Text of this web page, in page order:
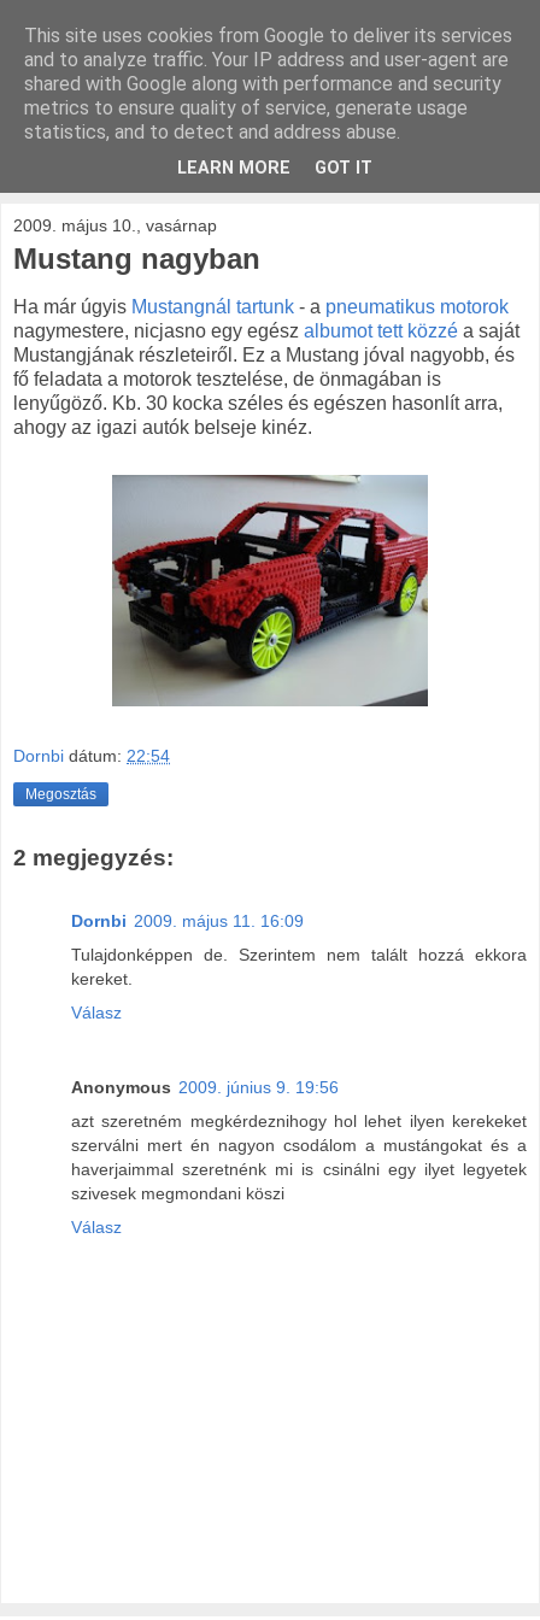
kockak.hu
Minden ami LEGO, repül és gurul.
2009. május 10., vasárnap
Mustang nagyban
Ha már úgyis Mustangnál tartunk - a pneumatikus motorok
nagymestere, nicjasno egy egész albumot tett közzé a saját
Mustangjának részleteiről. Ez a Mustang jóval nagyobb, és
fő feladata a motorok tesztelése, de önmagában is
lenyűgöző. Kb. 30 kocka széles és egészen hasonlít arra,
ahogy az igazi autók belseje kinéz.
Dornbi dátum: 22:54
Megosztás
2 megjegyzés:
Dornbi 2009. május 11. 16:09
Tulajdonképpen de. Szerintem nem talált hozzá ekkora
kereket.
Válasz
Anonymous 2009. június 9. 19:56
azt szeretném megkérdeznihogy hol lehet ilyen kerekeket
szerválni mert én nagyon csodálom a mustángokat és a
haverjaimmal szeretnénk mi is csinálni egy ilyet legyetek
szivesek megmondani köszi
Válasz
This site uses cookies from Google to deliver its services
and to analyze traffic. Your IP address and user-agent are
shared with Google along with performance and security
metrics to ensure quality of service, generate usage
statistics, and to detect and address abuse.
LEARN MORE GOT IT